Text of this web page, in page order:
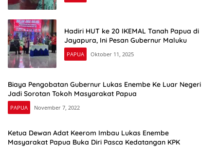
Hadiri HUT ke 20 IKEMAL Tanah Papua di
Jayapura, Ini Pesan Gubernur Maluku
PAPUA Oktober 11, 2025
Biaya Pengobatan Gubernur Lukas Enembe Ke Luar Negeri
Jadi Sorotan Tokoh Masyarakat Papua
PAPUA November 7, 2022
Ketua Dewan Adat Keerom Imbau Lukas Enembe
Masyarakat Papua Buka Diri Pasca Kedatangan KPK